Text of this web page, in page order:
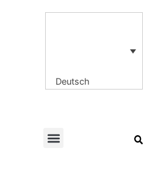
Deutsch
Menu